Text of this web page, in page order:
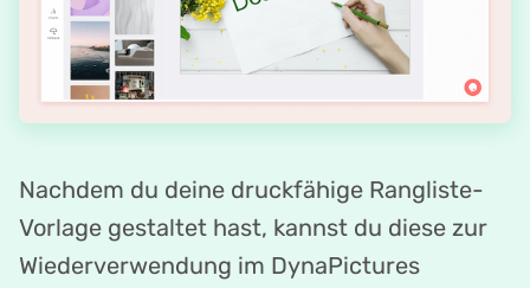
Nachdem du deine druckfähige Rangliste-
Vorlage gestaltet hast, kannst du diese zur
Wiederverwendung im DynaPictures